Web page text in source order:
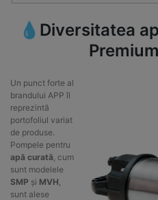
💧Diversitatea
Un punct forte al
brandului APP îl
reprezintă
portofoliul variat
de produse.
Pompele pentru
apă curată , cum
sunt modelele
SMP și MVH
sunt alese